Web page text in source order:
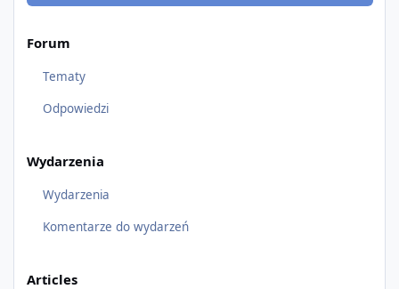
Forum
Tematy
Odpowiedzi
Wydarzenia
Wydarzenia
Komentarze do wydarzeń
Articles